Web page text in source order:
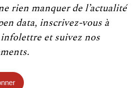
rien manquer de l’actualité
data, inscrivez-vous à
et suivez nos